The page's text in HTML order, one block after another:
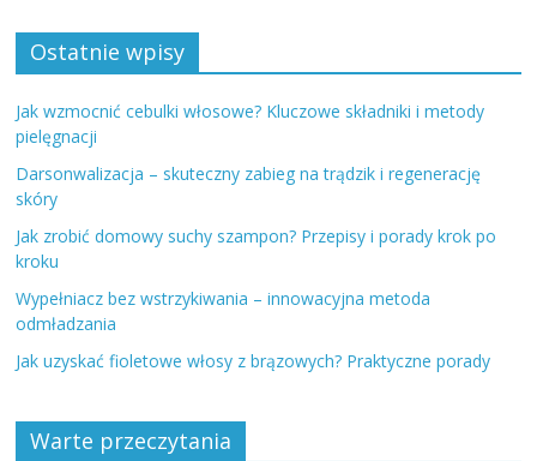
Ostatnie wpisy
Jak wzmocnić cebulki włosowe? Kluczowe składniki i metody
pielęgnacji
Darsonwalizacja – skuteczny zabieg na trądzik i regenerację
skóry
Jak zrobić domowy suchy szampon? Przepisy i porady krok po
kroku
Wypełniacz bez wstrzykiwania – innowacyjna metoda
odmładzania
Jak uzyskać fioletowe włosy z brązowych? Praktyczne porady
Warte przeczytania